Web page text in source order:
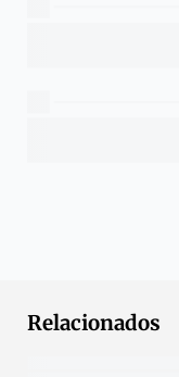
Relacionados